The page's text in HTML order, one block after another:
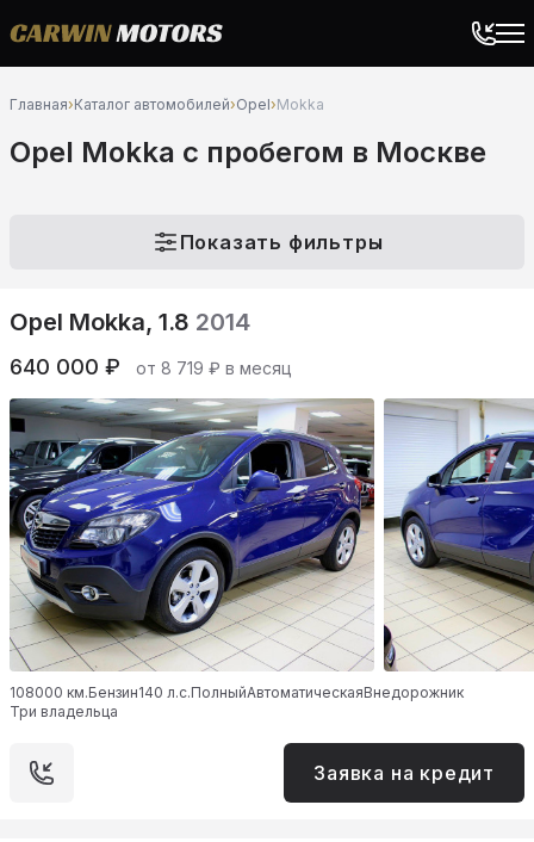
Главная›Каталог автомобилей›Opel›Mokka
Opel Mokka c пробегом в Москве
Показать фильтры
Opel Mokka, 1.8 2014
640 000 ₽ от 8 719 ₽ в месяц
108000 км.Бензин140 л.с.ПолныйАвтоматическаяВнедорожник
Три владельца
Заявка на кредит